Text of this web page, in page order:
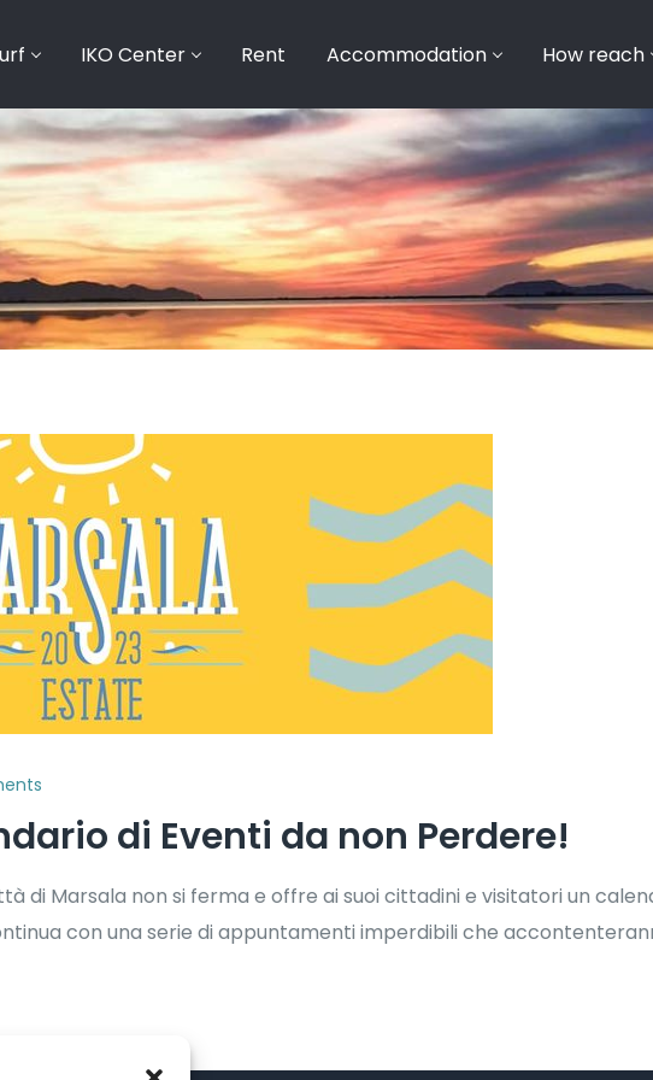
IKO Center Rent Accommodation How reach
di Eventi da non Perdere!
di Marsala non si ferma e offre ai suoi cittadini e visitatori un
con una serie di appuntamenti imperdibili che